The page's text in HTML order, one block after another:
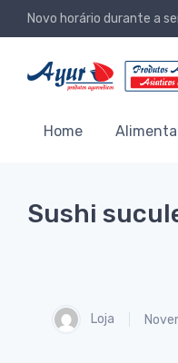
Novo horário durante a
Home
Sushi
Loja